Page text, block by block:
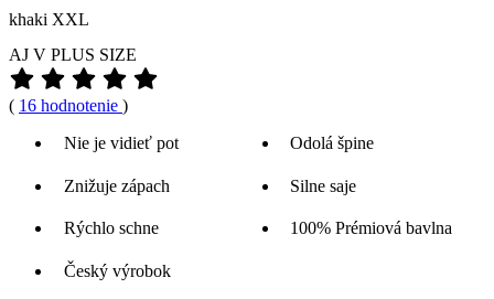
khaki XXL
AJ V PLUS SIZE
( 16 hodnotenie )
Nie je vidieť pot
Odolá špine
Znižuje zápach Silne saje
Rýchlo schne 100% Prémiová bavlna
Český výrobok